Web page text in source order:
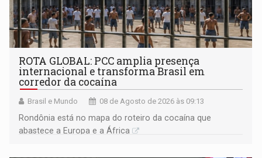
ROTA GLOBAL: PCC amplia presença
internacional e transforma Brasil em
corredor da cocaína
Brasil e Mundo 08 de Agosto de 2026 às 09:13
Rondônia está no mapa do roteiro da cocaína que
abastece a Europa e a África